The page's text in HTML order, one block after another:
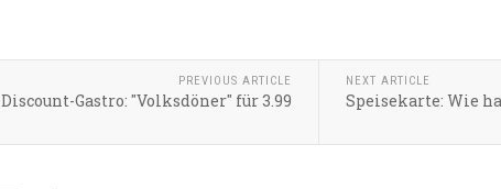
PREVIOUS ARTICLE
Discount-Gastro: "Volksdöner" für 3.99
NEXT ARTICLE
Speisekarte: Wie